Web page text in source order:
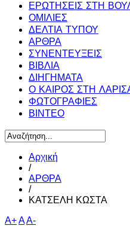
ΕΡΩΤΗΣΕΙΣ ΣΤΗ
ΟΜΙΛΙΕΣ
ΔΕΛΤΙΑ ΤΥΠΟΥ
ΑΡΘΡΑ
ΣΥΝΕΝΤΕΥΞΕΙΣ
ΒΙΒΛΙΑ
ΔΙΗΓΗΜΑΤΑ
Ο ΚΑΙΡΟΣ ΣΤΗ
ΦΩΤΟΓΡΑΦΙΕΣ
ΒΙΝΤΕΟ
Αρχική
/
ΑΡΘΡΑ
/
ΚΑΤΣΕΛΗ ΚΩΣΤΑ
A+AA-